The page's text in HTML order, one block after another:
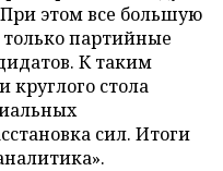
этом все большую
партийные
К таким
стола
сил. Итоги